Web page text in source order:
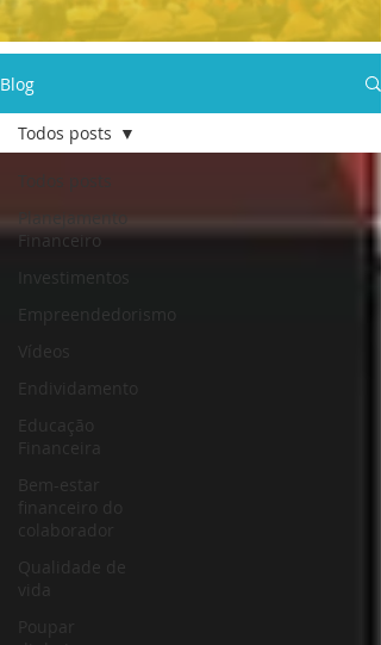
Blog
Financeiro
Investimentos
Empreendedorismo
Vídeos
Endividamento
Educação
Financeira
Bem-estar
financeiro do
colaborador
Qualidade de
vida
Poupar
Todos posts